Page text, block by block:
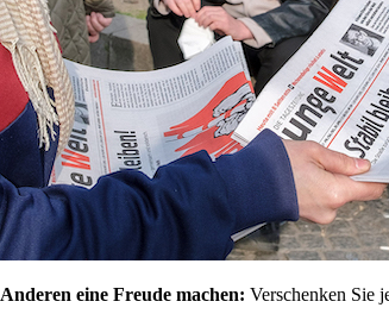
Anderen eine Freude machen: Verschenken Sie